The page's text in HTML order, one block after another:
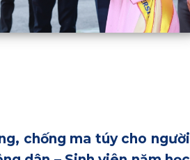
chống ma túy cho người